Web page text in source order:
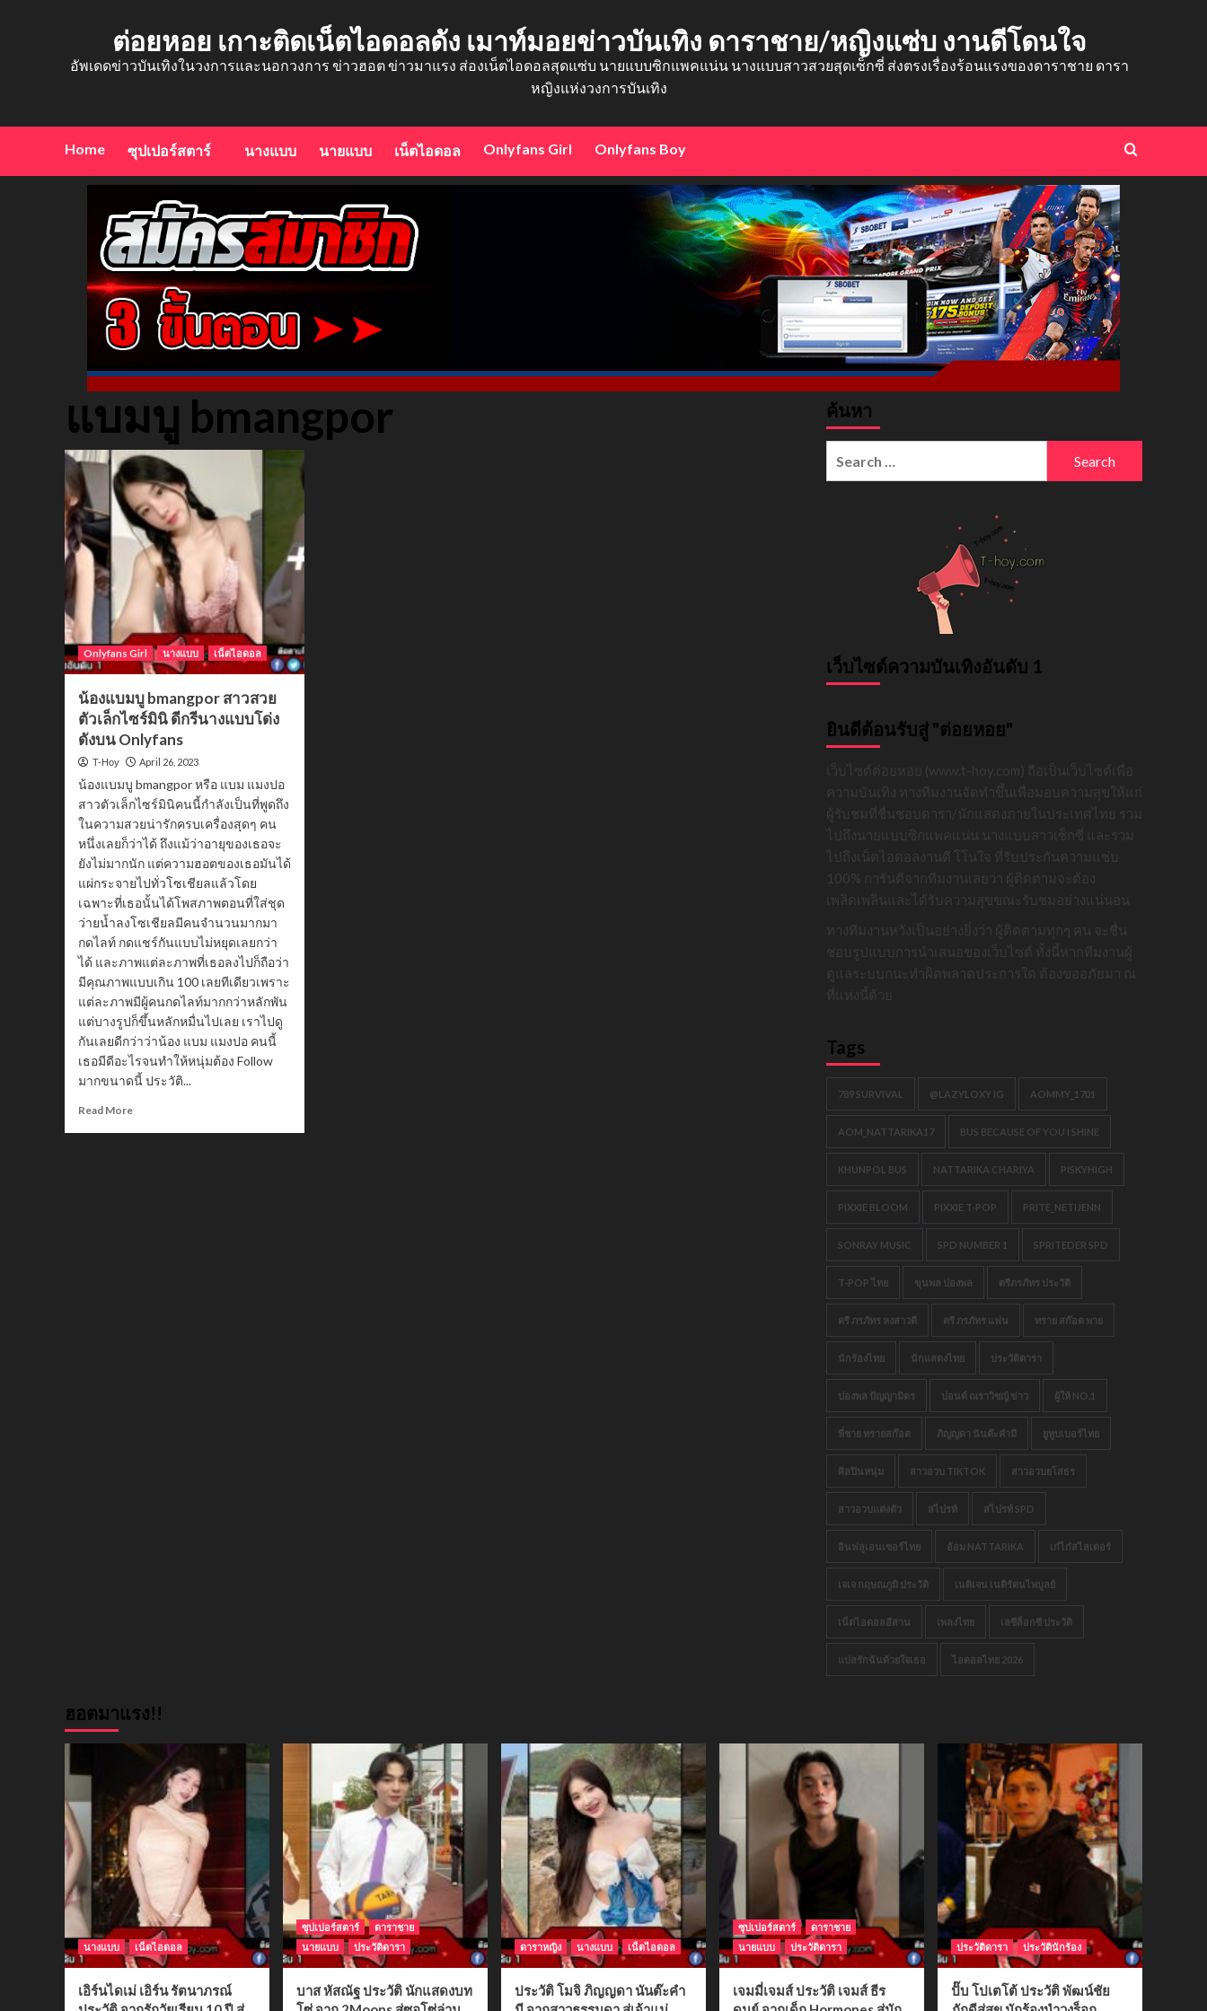
ต่อยหอย เกาะติดเน็ตไอดอลดัง เมาท์มอยข่าวบันเทิง ดาราชาย/หญิงแซ่บ งานดีโดนใจ
อัพเดดข่าวบันเทิงในวงการและนอกวงการ ข่าวฮอต ข่าวมาแรง ส่องเน็ตไอดอลสุดแซ่บ นายแบบซิกแพคแน่น นางแบบสาวสวยสุดเซ็กซี่ ส่งตรงเรื่องร้อนแรงของดาราชาย ดารา
หญิงแห่งวงการบันเทิง
Home ซุปเปอร์สตาร์ นางแบบ นายแบบ เน็ตไอดอล Onlyfans Girl Onlyfans Boy
แบมบู bmangpor
Onlyfans Girl นางแบบ เน็ตไอดอล
น้องแบมบู bmangpor สาวสวย
ตัวเล็กไซร์มินิ ดีกรีนางแบบโด่ง
ดังบน Onlyfans
T-Hoy April 26, 2023
น้องแบมบู bmangpor หรือ แบม แมงปอ
สาวตัวเล็กไซร์มินิคนนี้กำลังเป็นที่พูดถึง
ในความสวยน่ารักครบเครื่องสุดๆ คน
หนึ่งเลยก็ว่าได้ ถึงแม้ว่าอายุของเธอจะ
ยังไม่มากนัก แต่ความฮอตของเธอมันได้
แผ่กระจายไปทั่วโซเชียลแล้วโดย
เฉพาะที่เธอนั้นได้โพสภาพตอนที่ใส่ชุด
ว่ายน้ำลงโซเชียลมีคนจำนวนมากมา
กดไลท์ กดแชร์กันแบบไม่หยุดเลยกว่า
ได้ และภาพแต่ละภาพที่เธอลงไปก็ถือว่า
มีคุณภาพแบบเกิน 100 เลยทีเดียวเพราะ
แต่ละภาพมีผู้คนกดไลท์มากกว่าหลักพัน
แต่บางรูปก็ขึ้นหลักหมื่นไปเลย เราไปดู
กันเลยดีกว่าว่าน้อง แบม แมงปอ คนนี้
เธอมีดีอะไรจนทำให้หนุ่มต้อง Follow
มากขนาดนี้ ประวัติ...
Read MoreRead
ค้นหา
เว็บไซต์ความบันเทิงอันดับ 1
ยินดีต้อนรับสู่ "ต่อยหอย"
เว็บไซต์ต่อยหอย (www.t-hoy.com) ถือเป็นเว็บไซต์เพื่อ
ความบันเทิง ทางทีมงานจัดทำขึ้นเพื่อมอบความสุขให้แก่
ผู้รับชมที่ชื่นชอบดารา/นักแสดงภายในประเทศไทย รวม
ไปถึงนายแบบซิกแพคแน่น นางแบบสาวเซ็กซี่ และรวม
ไปถึงเน็ตไอดอลงานดี โโนใจ ที่รับประกันความแซ่บ
100% การันตีจากทีมงานเลยว่า ผู้ติดตามจะต้อง
เพลิดเพลินและได้รับความสุขขณะรับชมอย่างแน่นอน
ทางทีมงานหวังเป็นอย่างยิ่งว่า ผู้ติดตามทุกๆ คน จะชื่น
ชอบรูปแบบการนำเสนอของเว็บไซต์ ทั้งนี้หากทีมงานผู้
ดูแลระบบกนะทำผิดพลาดประการใด ต้องขออภัยมา ณ
ที่แห่งนี้ด้วย
Tags
789 SURVIVAL @LAZYLOXY IG AOMMY_1701
AOM_NATTARIKA17 BUS BECAUSE OF YOU I SHINE
KHUNPOL BUS NATTARIKA CHARIYA PISKYHIGH
PIXXIE BLOOM PIXXIE T-POP PRITE_NETIJENN
SONRAY MUSIC SPD NUMBER 1 SPRITEDER SPD
T-POP ไทย ขุนพล ปองพล ตรีภรภัทร ประวัติ
ตรี ภรภัทร หงสาวดี ตรี ภรภัทร แฟน ทราย สก๊อต พาย
นักร้องไทย นักแสดงไทย ประวัติดารา
ปองพล ปัญญามิตร ปอนด์ ณราวิชญ์ ข่าว ผู้ให้ NO.1
พี่ชาย ทรายสก๊อต ภิญญดา นันต๊ะคำมี ยูทูบเบอร์ไทย
ศิลปินหนุ่ม สาวอวบ TIKTOK สาวอวบยโสธร
สาวอวบแต่งตัว สไปรท์ สไปรท์ SPD
อินฟลูเอนเซอร์ไทย อ้อม NATTARIKA เก๋ไก๋สไลเดอร์
เจเจ กฤษณภูมิ ประวัติ เนติเจน เนติรัตนไพบูลย์
เน็ตไอดอลอีสาน เพลงไทย เลซีล็อกซี ประวัติ
แปลรักฉันด้วยใจเธอ ไอดอลไทย 2026
ฮอตมาแรง!!
นางแบบ เน็ตไอดอล
เอิร์นไดเม่ เอิร์น รัตนาภรณ์
ซุปเปอร์สตาร์
ดาราชาย
นายแบบ
ประวัติดารา
บาส หัสณัฐ ประวัติ นักแสดงบท
ดาราหญิง นางแบบ เน็ตไอดอล
ประวัติ โมจิ ภิญญดา นันต๊ะคำ
ซุปเปอร์สตาร์
ดาราชาย
นายแบบ
ประวัติดารา
เจมมี่เจมส์ ประวัติ เจมส์ ธีร
ประวัติดารา ประวัตินักร้อง
ปั๊บ โปเตโต้ ประวัติ พัฒน์ชัย